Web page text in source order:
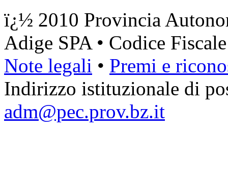
ï¿½ 2010 Provincia
Adige SPA • Codice
Note legali • Premi e
Indirizzo istituzionale di
adm@pec.prov.bz.it